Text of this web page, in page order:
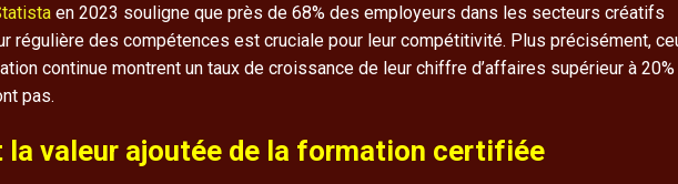
en 2023 souligne que près de 68% des employeurs dans les secteurs créatifs
régulière des compétences est cruciale pour leur compétitivité. Plus précisément,
continue montrent un taux de croissance de leur chiffre d’affaires supérieur à 20%
pas.
la valeur ajoutée de la formation certifiée